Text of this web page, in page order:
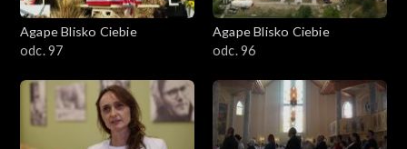
Agape Blisko Ciebie
odc. 97
Agape Blisko Ciebie
odc. 96